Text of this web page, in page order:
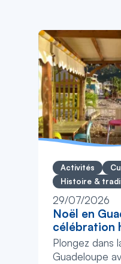
Activités
Histoire &
29/07/2026
Noël en
célébration
Plongez dans
Guadeloupe